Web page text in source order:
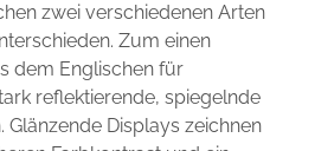
zwei verschiedenen Arten
Zum einen
dem Englischen für
reflektierende, spiegelnde
Glänzende Displays zeichnen